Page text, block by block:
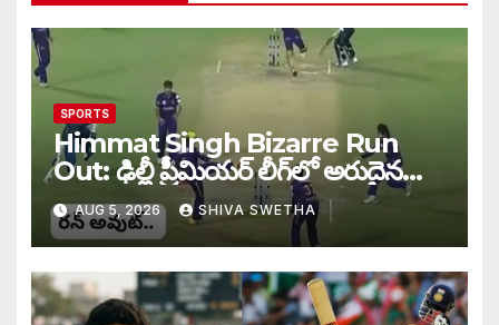
SPORTS
Himmat Singh Bizarre Run
Out: ఢిల్లీ ప్రీమియర్ లీగ్‌లో అరుదైన
రనౌట్ ఘటన వైరల్.
AUG 5, 2026 SHIVA SWETHA